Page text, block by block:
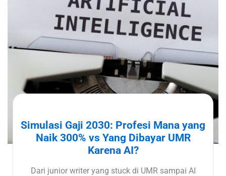
Simulasi Gaji 2030: Profesi Mana yang
Naik 300% vs Yang Dibayar UMR
Karena AI?
Dari junior writer yang stuck di UMR sampai AI